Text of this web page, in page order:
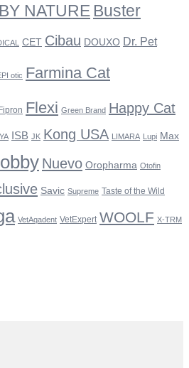
NATURE Buster
CET Cibau DOUXO Dr. Pet
otic Farmina Cat
Flexi Green Brand Happy Cat
ISB JK Kong USA LIMARA Lupi Max
Nuevo Oropharma Otofin
Savic Supreme Taste of the Wild
VetAqadent VetExpert WOOLF X-TRM